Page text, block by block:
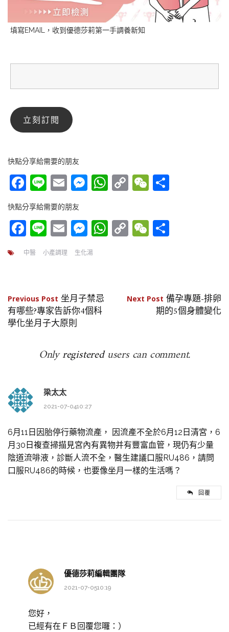
填寫EMAIL，收到優德莎莉第一手調養新知
快點分享給需要的朋友
Facebook
LineEmailMessenger
WhatsApp
CopyWeChat
快點分享給需要的朋友
Facebook
LineEmailMessenger
WhatsApp
CopyWeChat
中醫 小產調理 生化湯
文
章
Previous Post 坐月子禁忌
有哪些?專家告訴你4個科
學化坐月子大原則
Next Post 備孕專題-排卵
期的5個身體變化
Onlyregisteredusers can comment.
梁太太
2021-07-0410:27
6月11日因胎停行藥物流產， 因流產不全於6月12日清宮，6
月30日複查掃描見宮內有異物并有豐富血管，現仍有少量
陰道流啡液，診斷人流不全，醫生建議口服RU486，請問
口服RU486的時候，也要像坐月一樣的生活嗎？
回覆
優德莎莉編輯團隊
2021-07-0510:19
您好，
已經有在ＦＢ回覆您囉：）